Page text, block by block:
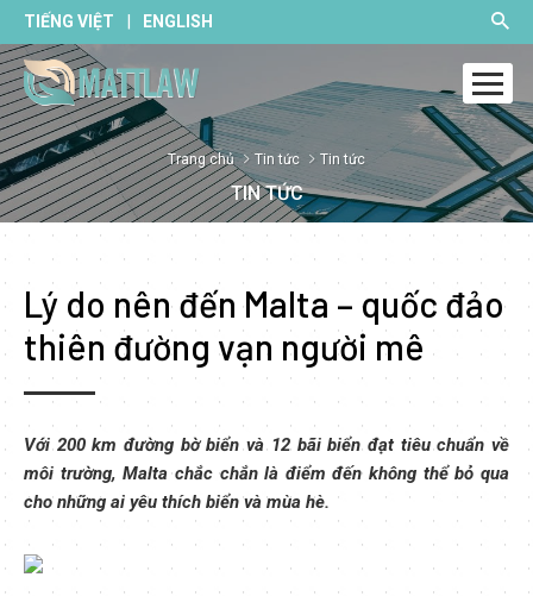
TIẾNG VIỆT | ENGLISH
Trang chủ Tin tức Tin tức
TIN TỨC
Lý do nên đến Malta – quốc đảo
thiên đường vạn người mê
Với 200 km đường bờ biển và 12 bãi biển đạt tiêu chuẩn về
môi trường, Malta chắc chắn là điểm đến không thể bỏ qua
cho những ai yêu thích biển và mùa hè.